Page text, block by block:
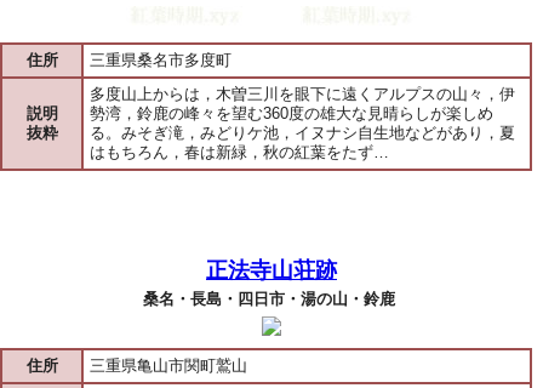
住所 三重県桑名市多度町
説明
抜粋
多度山上からは，木曽三川を眼下に遠くアルプスの山々，伊
勢湾，鈴鹿の峰々を望む360度の雄大な見晴らしが楽しめ
る。みそぎ滝，みどりケ池，イヌナシ自生地などがあり，夏
はもちろん，春は新緑，秋の紅葉をたず…
正法寺山荘跡
桑名・長島・四日市・湯の山・鈴鹿
住所 三重県亀山市関町鷲山